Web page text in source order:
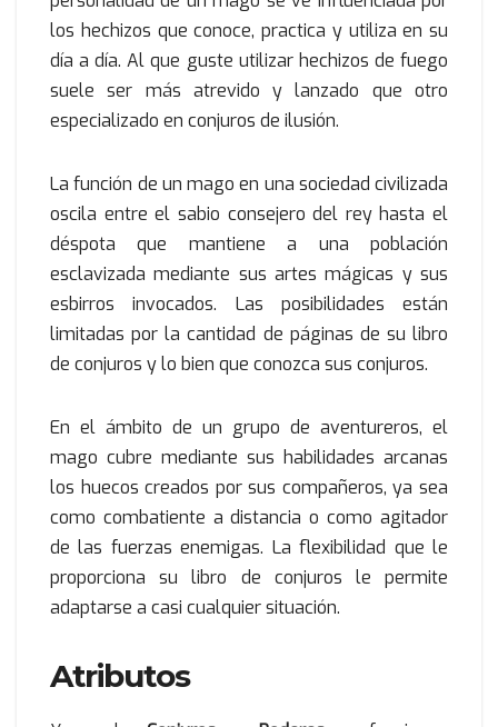
los hechizos que conoce, practica y utiliza en su
día a día. Al que guste utilizar hechizos de fuego
suele ser más atrevido y lanzado que otro
especializado en conjuros de ilusión.
La función de un mago en una sociedad civilizada
oscila entre el sabio consejero del rey hasta el
déspota que mantiene a una población
esclavizada mediante sus artes mágicas y sus
esbirros invocados. Las posibilidades están
limitadas por la cantidad de páginas de su libro
de conjuros y lo bien que conozca sus conjuros.
En el ámbito de un grupo de aventureros, el
mago cubre mediante sus habilidades arcanas
los huecos creados por sus compañeros, ya sea
como combatiente a distancia o como agitador
de las fuerzas enemigas. La flexibilidad que le
proporciona su libro de conjuros le permite
adaptarse a casi cualquier situación.
Atributos